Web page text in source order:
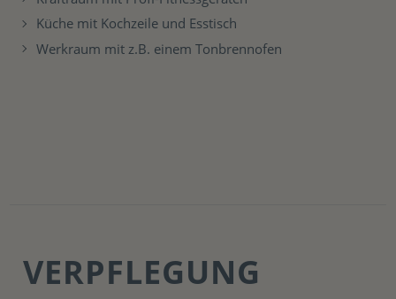
Küche mit Kochzeile und Esstisch
Werkraum mit z.B. einem Tonbrennofen
VERPFLEGUNG